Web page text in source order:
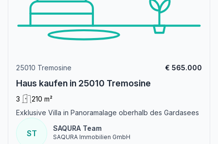
25010 Tremosine € 565.000
Haus kaufen in 25010 Tremosine
3
210 m²
Exklusive Villa in Panoramalage oberhalb des Gardasees
ST
SAQURA Team
SAQURA Immobilien GmbH